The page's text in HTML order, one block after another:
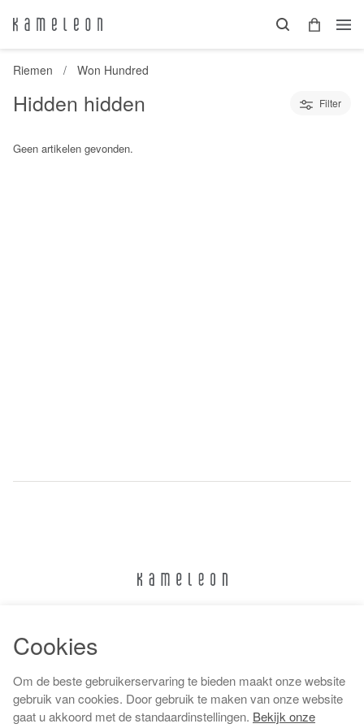
Riemen Won Hundred
Hidden hidden Filter
Geen artikelen gevonden.
Algemene voorwaarden
Cookies
Om de beste gebruikerservaring te bieden maakt onze website
gebruik van cookies. Door gebruik te maken van onze website
gaat u akkoord met de standaardinstellingen. Bekijk onze